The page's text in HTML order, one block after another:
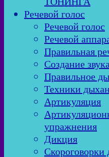
Речевой голос
Речевой голос
Речевой
Правильная
Создание звука
Правильное
Техники
Артикуляция
упражнения
Дикция
Скороговорки